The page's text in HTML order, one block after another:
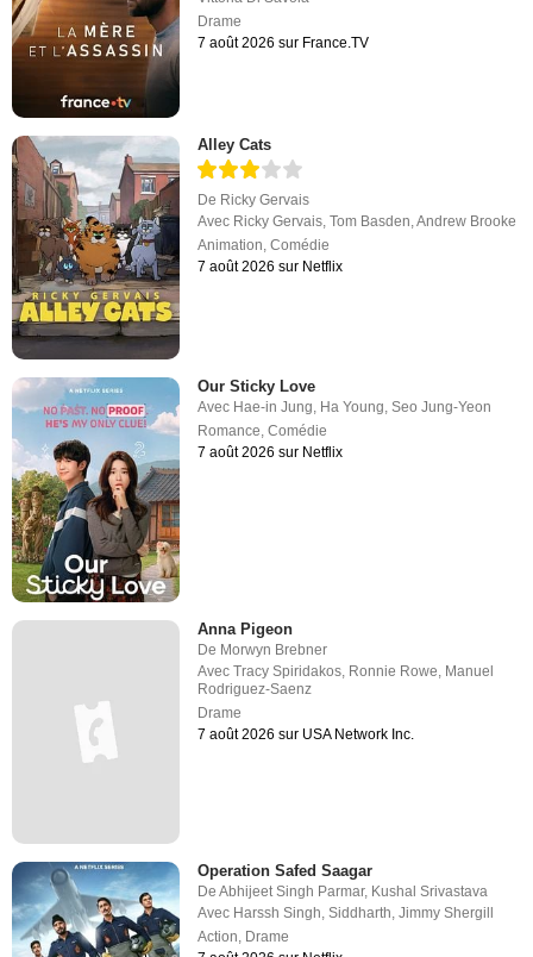
Drame
7 août 2026 sur France.TV
Alley Cats
De Ricky Gervais
Avec Ricky Gervais,Tom Basden,Andrew Brooke
Animation,Comédie
7 août 2026 sur Netflix
Our Sticky Love
Avec Hae-in Jung, Ha Young,Seo Jung-Yeon
Romance,Comédie
7 août 2026 sur Netflix
Anna Pigeon
De Morwyn Brebner
AvecTracy Spiridakos Ronnie Rowe Manuel
Rodriguez-Saenz
Drame
7 août 2026 sur USA Network Inc.
Operation Safed Saagar
DeAbhijeet Singh Parmar, Kushal Srivastava
Avec Harssh Singh,Siddharth,Jimmy Shergill
Action, Drame